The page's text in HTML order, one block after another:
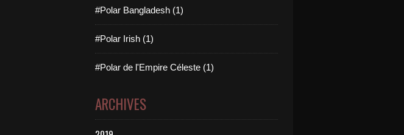
#Polar Bangladesh (1)
#Polar Irish (1)
#Polar de l'Empire Céleste (1)
ARCHIVES